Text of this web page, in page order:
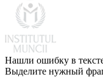
Нашли ошибку в
Выделите нужный